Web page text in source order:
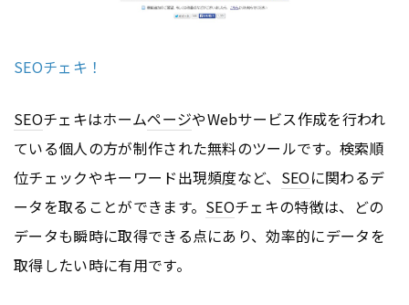
SEOチェキ！
SEOチェキはホームページやWebサービス作成を行われ
ている個人の方が制作された無料のツールです。検索順
位チェックやキーワード出現頻度など、 SEOに関わるデ
ータを取ることができます。 SEOチェキの特徴は、どの
データも瞬時に取得できる点にあり、効率的にデータを
取得したい時に有用です。